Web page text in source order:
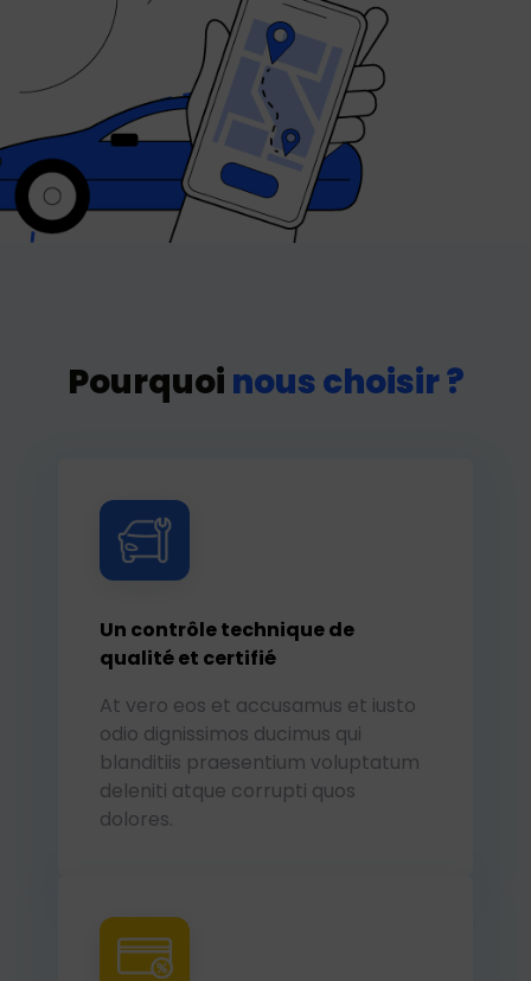
Pourquoi nous choisir ?
Un contrôle technique de
qualité et certifié
At vero eos et accusamus et iusto
odio dignissimos ducimus qui
blanditiis praesentium voluptatum
deleniti atque corrupti quos
dolores.